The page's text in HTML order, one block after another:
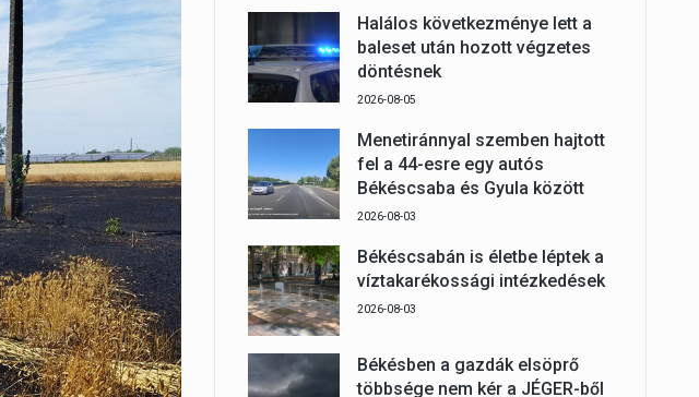
Halálos következménye lett a
baleset után hozott végzetes
döntésnek
2026-08-05
Menetiránnyal szemben hajtott
fel a 44-esre egy autós
Békéscsaba és Gyula között
2026-08-03
Békéscsabán is életbe léptek a
víztakarékossági intézkedések
2026-08-03
Békésben a gazdák elsöprő
többsége nem kér a JÉGER-ből